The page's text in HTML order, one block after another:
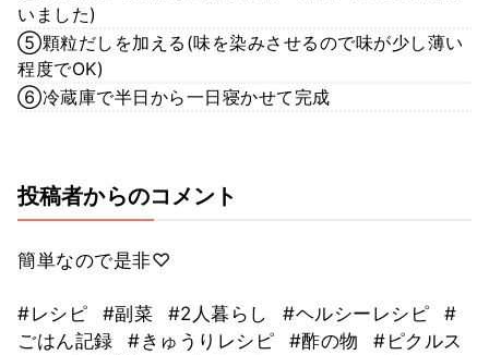
いました)
⑤顆粒だしを加える(味を染みさせるので味が少し薄い
程度でOK)
⑥冷蔵庫で半日から一日寝かせて完成
投稿者からのコメント
簡単なので是非♡
#レシピ #副菜 #2人暮らし #ヘルシーレシピ
#
ごはん記録
#きゅうりレシピ #酢の物
#ピクルス